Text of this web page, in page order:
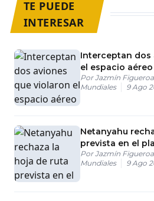
TE PUEDE
INTERESAR
Interceptan dos
el espacio
estaba Trump
PorJazmín Figueroa
Mundiales
9 Ago
Netanyahu
prevista en el
Gaza
PorJazmín Figueroa
Mundiales
9 Ago